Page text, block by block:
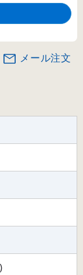
メール注文